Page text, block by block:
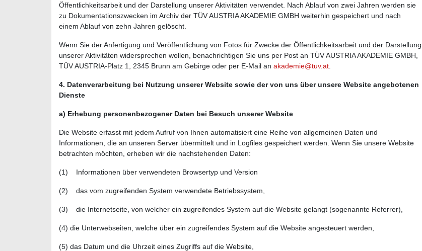
Öffentlichkeitsarbeit und der Darstellung unserer Aktivitäten verwendet. Nach Ablauf von zwei Jahren werden sie
zu Dokumentationszwecken im Archiv der TÜV AUSTRIA AKADEMIE GMBH weiterhin gespeichert und nach
einem Ablauf von zehn Jahren gelöscht.
Wenn Sie der Anfertigung und Veröffentlichung von Fotos für Zwecke der Öffentlichkeitsarbeit und der Darstellung
unserer Aktivitäten widersprechen wollen, benachrichtigen Sie uns per Post an TÜV AUSTRIA AKADEMIE GMBH,
TÜV AUSTRIA-Platz 1, 2345 Brunn am Gebirge oder per E-Mail an akademie@tuv.at
4. Datenverarbeitung bei Nutzung unserer Website sowie der von uns über unsere Website angebotenen
Dienste
a) Erhebung personenbezogener Daten bei Besuch unserer Website
Die Website erfasst mit jedem Aufruf von Ihnen automatisiert eine Reihe von allgemeinen Daten und
Informationen, die an unseren Server übermittelt und in Logfiles gespeichert werden. Wenn Sie unsere Website
betrachten möchten, erheben wir die nachstehenden Daten:
(1) Informationen über verwendeten Browsertyp und Version
(2) das vom zugreifenden System verwendete Betriebssystem,
(3) die Internetseite, von welcher ein zugreifendes System auf die Website gelangt (sogenannte Referrer),
(4) die Unterwebseiten, welche über ein zugreifendes System auf die Website angesteuert werden,
(5) das Datum und die Uhrzeit eines Zugriffs auf die Website,